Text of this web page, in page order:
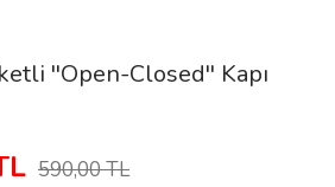
''Open-Closed'' Kapı
590,00 TL